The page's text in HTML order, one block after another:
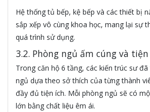
Hệ thống tủ bếp, kệ bếp và các thiết bị
sắp xếp vô cùng khoa học, mang lại sự
quá trình sử dụng.
3.2. Phòng ngủ ấm cúng và
Trong căn hộ 6 tầng, các kiến trúc sư
ngủ dựa theo sở thích của từng thành
đầy đủ tiện ích. Mỗi phòng ngủ sẽ có
lớn bằng chất liệu êm ái.